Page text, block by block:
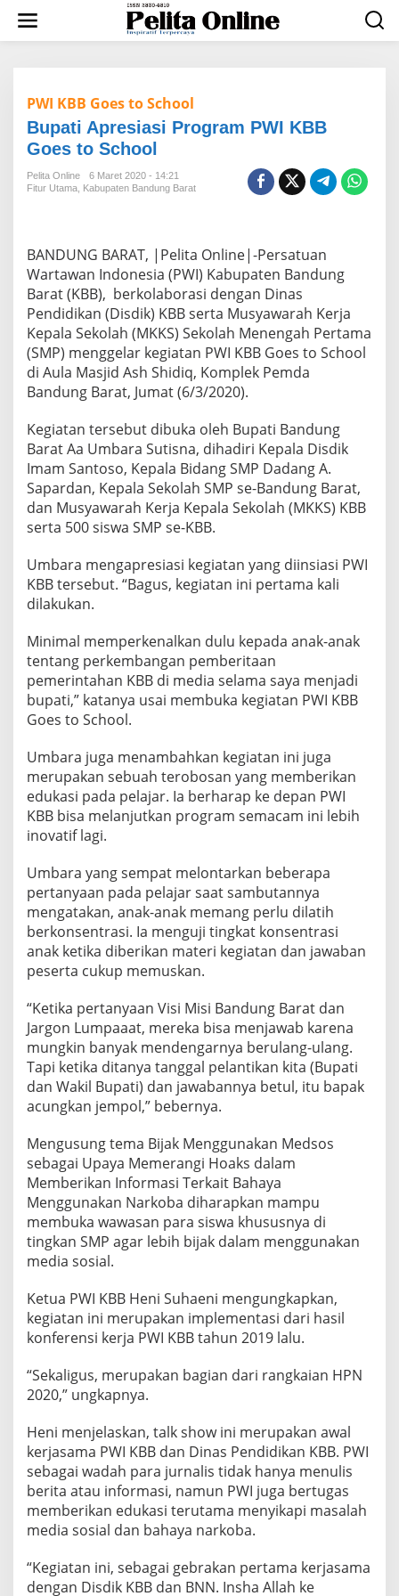
w
PWI KBB Goes to School
Bupati Apresiasi Program PWI KBB
Goes to School
Pelita Online
6 Maret 2020 - 14:21
Fitur Utama Kabupaten Bandung Barat
BANDUNG BARAT, |Pelita Online|-Persatuan
Wartawan Indonesia (PWI) Kabupaten Bandung
Barat (KBB), berkolaborasi dengan Dinas
Pendidikan (Disdik) KBB serta Musyawarah Kerja
Kepala Sekolah (MKKS) Sekolah Menengah Pertama
(SMP) menggelar kegiatan PWI KBB Goes to School
di Aula Masjid Ash Shidiq, Komplek Pemda
Bandung Barat, Jumat (6/3/2020).
Kegiatan tersebut dibuka oleh Bupati Bandung
Barat Aa Umbara Sutisna, dihadiri Kepala Disdik
Imam Santoso, Kepala Bidang SMP Dadang A.
Sapardan, Kepala Sekolah SMP se-Bandung Barat,
dan Musyawarah Kerja Kepala Sekolah (MKKS) KBB
serta 500 siswa SMP se-KBB.
Umbara mengapresiasi kegiatan yang diinsiasi PWI
KBB tersebut. “Bagus, kegiatan ini pertama kali
dilakukan.
Minimal memperkenalkan dulu kepada anak-anak
tentang perkembangan pemberitaan
pemerintahan KBB di media selama saya menjadi
bupati,” katanya usai membuka kegiatan PWI KBB
Goes to School.
Umbara juga menambahkan kegiatan ini juga
merupakan sebuah terobosan yang memberikan
edukasi pada pelajar. Ia berharap ke depan PWI
KBB bisa melanjutkan program semacam ini lebih
inovatif lagi.
Umbara yang sempat melontarkan beberapa
pertanyaan pada pelajar saat sambutannya
mengatakan, anak-anak memang perlu dilatih
berkonsentrasi. Ia menguji tingkat konsentrasi
anak ketika diberikan materi kegiatan dan jawaban
peserta cukup memuskan.
“Ketika pertanyaan Visi Misi Bandung Barat dan
Jargon Lumpaaat, mereka bisa menjawab karena
mungkin banyak mendengarnya berulang-ulang.
Tapi ketika ditanya tanggal pelantikan kita (Bupati
dan Wakil Bupati) dan jawabannya betul, itu bapak
acungkan jempol,” bebernya.
Mengusung tema Bijak Menggunakan Medsos
sebagai Upaya Memerangi Hoaks dalam
Memberikan Informasi Terkait Bahaya
Menggunakan Narkoba diharapkan mampu
membuka wawasan para siswa khususnya di
tingkan SMP agar lebih bijak dalam menggunakan
media sosial.
Ketua PWI KBB Heni Suhaeni mengungkapkan,
kegiatan ini merupakan implementasi dari hasil
konferensi kerja PWI KBB tahun 2019 lalu.
“Sekaligus, merupakan bagian dari rangkaian HPN
2020,” ungkapnya.
Heni menjelaskan, talk show ini merupakan awal
kerjasama PWI KBB dan Dinas Pendidikan KBB. PWI
sebagai wadah para jurnalis tidak hanya menulis
berita atau informasi, namun PWI juga bertugas
memberikan edukasi terutama menyikapi masalah
media sosial dan bahaya narkoba.
“Kegiatan ini, sebagai gebrakan pertama kerjasama
dengan Disdik KBB dan BNN. Insha Allah ke